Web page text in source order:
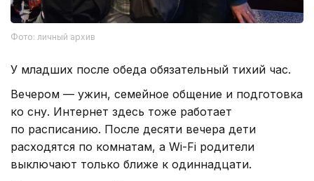
Фото: личный архив
У младших после обеда обязательный тихий час.
Вечером — ужин, семейное общение и подготовка
ко сну. Интернет здесь тоже работает
по расписанию. После десяти вечера дети
расходятся по комнатам, а Wi-Fi родители
выключают только ближе к одиннадцати.